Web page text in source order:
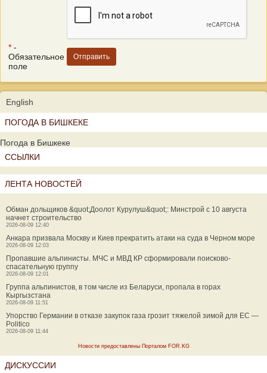
* -
Обязательное
поле
English
ПОГОДА В БИШКЕКЕ
Погода в Бишкеке
ССЫЛКИ
ЛЕНТА НОВОСТЕЙ
Обман дольщиков &quot;Доолот Курулуш&quot;: Минстрой с 10 августа
начнет строительство
2026-08-09 12:40
Анкара призвала Москву и Киев прекратить атаки на суда в Черном море
2026-08-09 12:03
Пропавшие альпинисты. МЧС и МВД КР сформировали поисково-
спасательную группу
2026-08-09 12:01
Группа альпинистов, в том числе из Беларуси, пропала в горах
Кыргызстана
2026-08-09 11:51
Упорство Германии в отказе закупок газа грозит тяжелой зимой для ЕС —
Politico
2026-08-09 11:44
Новости предоставлены Порталом FOR.KG
ДИСКУССИИ